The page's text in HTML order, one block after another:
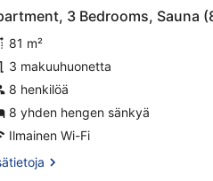
7 3 Bedrooms, Sauna
81 m²
3 makuuhuonetta
8 henkilöä
8 yhden hengen sänkyä
Ilmainen Wi-Fi